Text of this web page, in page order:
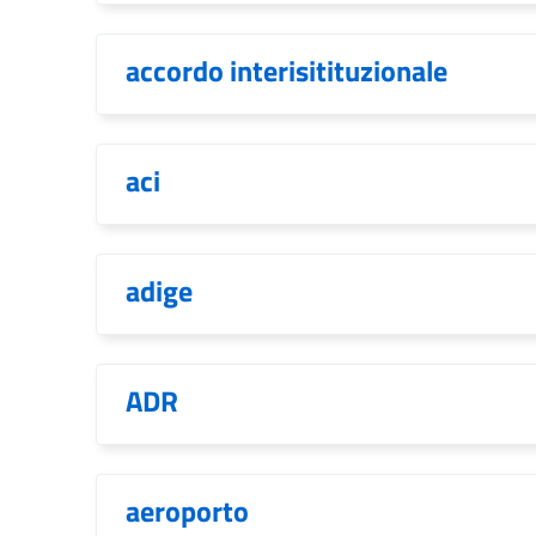
accordo interisitituzionale
aci
adige
ADR
aeroporto